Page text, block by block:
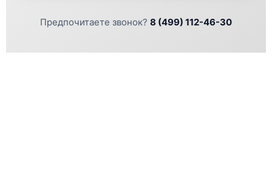
Предпочитаете звонок? 8 (499) 112-46-30